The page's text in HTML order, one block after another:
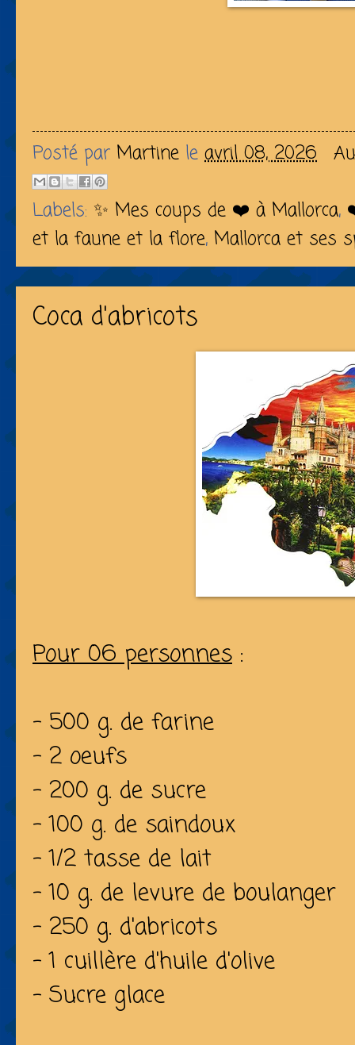
Posté par Martine le avril 08, 2026
Labels: ✨ Mes coups de ❤️ à Mallorca,
et la faune et la flore, Mallorca et ses
Coca d'abricots
Pour 06 personnes :
- 500 g. de farine
- 2 oeufs
- 200 g. de sucre
- 100 g. de saindoux
- 1/2 tasse de lait
- 10 g. de levure de boulanger
- 250 g. d'abricots
- 1 cuillère d'huile d'olive
- Sucre glace